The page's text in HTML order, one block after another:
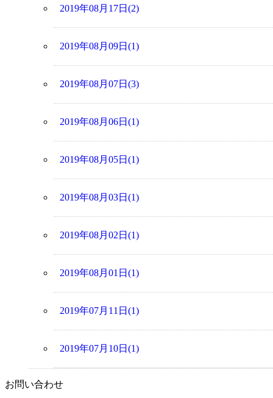
2019年08月17日(2)
2019年08月09日(1)
2019年08月07日(3)
2019年08月06日(1)
2019年08月05日(1)
2019年08月03日(1)
2019年08月02日(1)
2019年08月01日(1)
2019年07月11日(1)
2019年07月10日(1)
お問い合わせ